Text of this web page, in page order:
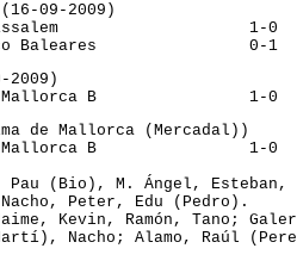
09-2009)
RCD
CD Ferriolense - Atlético
2009)
Atlético Baleares - RCD
de Mallorca (Mercadal))
Atlético Baleares - RCD Mallorca B		  1-0
(Bio), M. Ángel,
Peter, Edu (Pedro).
Kevin, Ramón, Tano;
Nacho; Alamo, Raúl